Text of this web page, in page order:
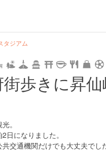
タジアム
profile print
歩きに昇
。
日になりました。
交通機関だけでも大丈夫でし